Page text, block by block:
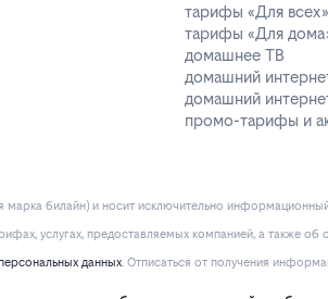
тарифы «Для всех»
тарифы «Для
домашнее ТВ
домашний
домашний
промо-тарифы и
билайн) и носит исключительно
услугах, предоставляемых компанией, а также об
данных. Отписаться от получения